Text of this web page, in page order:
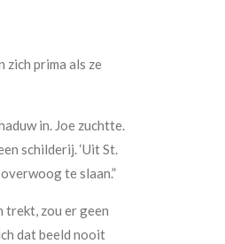
zich prima als ze
in. Joe zuchtte.
schilderij. ‘Uit St.
te slaan.”
trekt, zou er geen
dat beeld nooit